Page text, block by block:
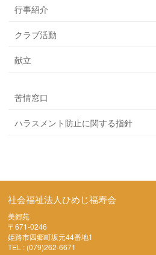
行事紹介
クラブ活動
献立
苦情窓口
ハラスメント防止に関する指針
社会福祉法人ひめじ福寿会
美郷苑
〒671-0246
姫路市四郷町坂元44番地1
TEL : (079)262-6671